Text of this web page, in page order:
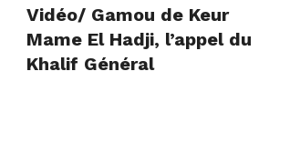
Vidéo/ Gamou de Keur
Mame El Hadji, l’appel du
Khalif Général